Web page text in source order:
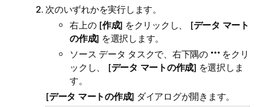
次のいずれかを実行します。
右上の [作成] をクリックし、 [データ マート
の作成] を選択します。
ソース データ タスクで、右下隅の
をクリ
ックし、 [データ マートの作成] を選択しま
す。
[データ マートの作成] ダイアログが開きます。